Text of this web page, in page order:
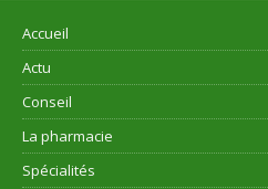
Accueil
Actu
Conseil
La pharmacie
Spécialités